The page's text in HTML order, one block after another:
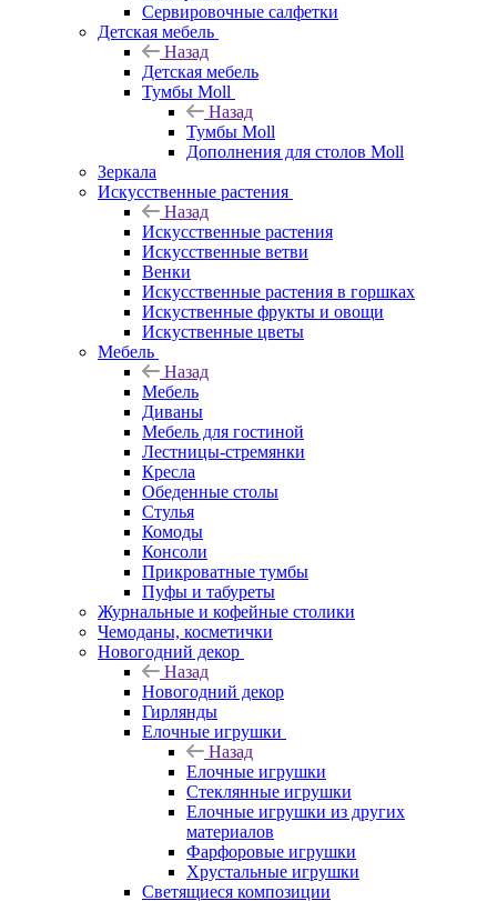
Сервировочные салфетки
Детская мебель
Назад
Детская мебель
Тумбы Moll
Назад
Тумбы Moll
Дополнения для столов Moll
Зеркала
Искусственные растения
Назад
Искусственные растения
Искусственные ветви
Венки
Искусственные растения в горшках
Искуственные фрукты и овощи
Искуственные цветы
Мебель
Назад
Мебель
Диваны
Мебель для гостиной
Лестницы-стремянки
Кресла
Обеденные столы
Стулья
Комоды
Консоли
Прикроватные тумбы
Пуфы и табуреты
Журнальные и кофейные столики
Чемоданы, косметички
Новогодний декор
Назад
Новогодний декор
Гирлянды
Елочные игрушки
Назад
Елочные игрушки
Стеклянные игрушки
Елочные игрушки из других
материалов
Фарфоровые игрушки
Хрустальные игрушки
Светящиеся композиции